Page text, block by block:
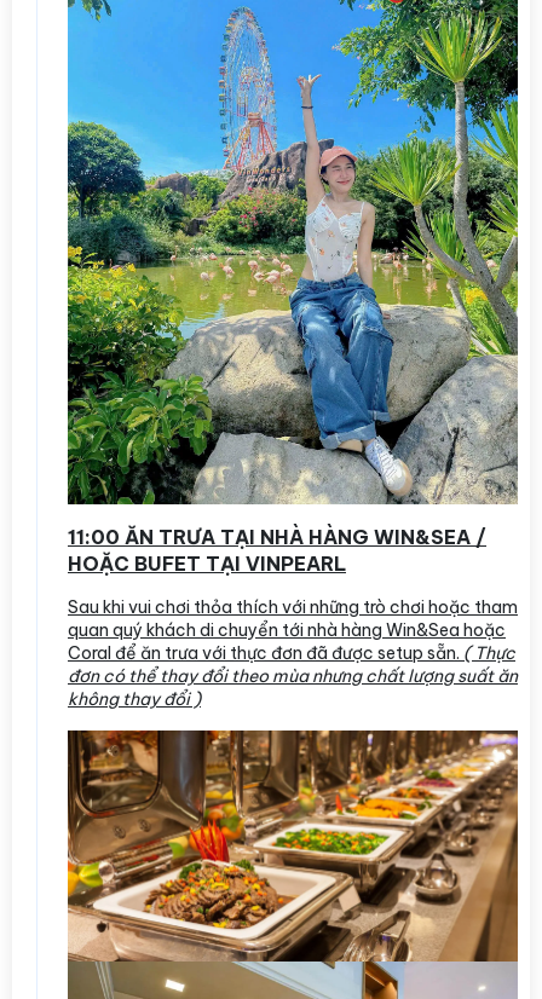
11:00 ĂN TRƯA TẠI NHÀ HÀNG WIN&SEA /
HOẶC BUFET TẠI VINPEARL
Sau khi vui chơi thỏa thích với những trò chơi hoặc tham
quan quý khách di chuyển tới nhà hàng Win&Sea hoặc
Coral để ăn trưa với thực đơn đã được setup sẵn. ( Thực
đơn có thể thay đổi theo mùa nhưng chất lượng suất ăn
không thay đổi )